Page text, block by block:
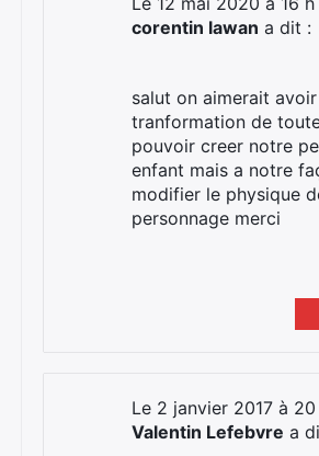
corentin lawan a dit :
salut on aimerait
tranformation de
pouvoir creer notre
enfant mais a notre
modifier le physique
personnage merci
Le 2 janvier 2017 à
Valentin Lefebvre a